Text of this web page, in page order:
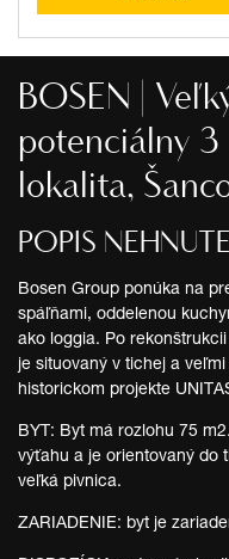
BOSEN |
potenciálny
lokalita,
POPIS
Bosen Group ponúka na
spáľňami, oddelenou
ako loggia. Po
je situovaný v tichej a
historickom projekte
BYT: Byt má rozlohu 75
výťahu a je orientovaný do
veľká pivnica.
ZARIADENIE: byt je